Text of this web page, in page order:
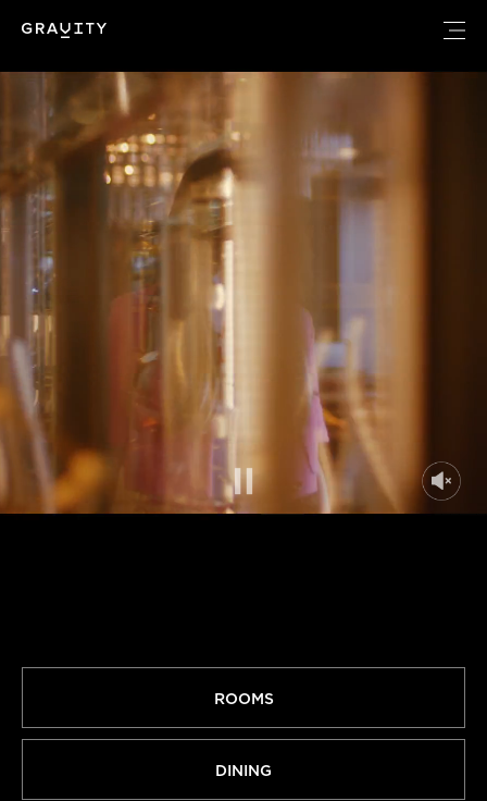
ROOMS
DINING